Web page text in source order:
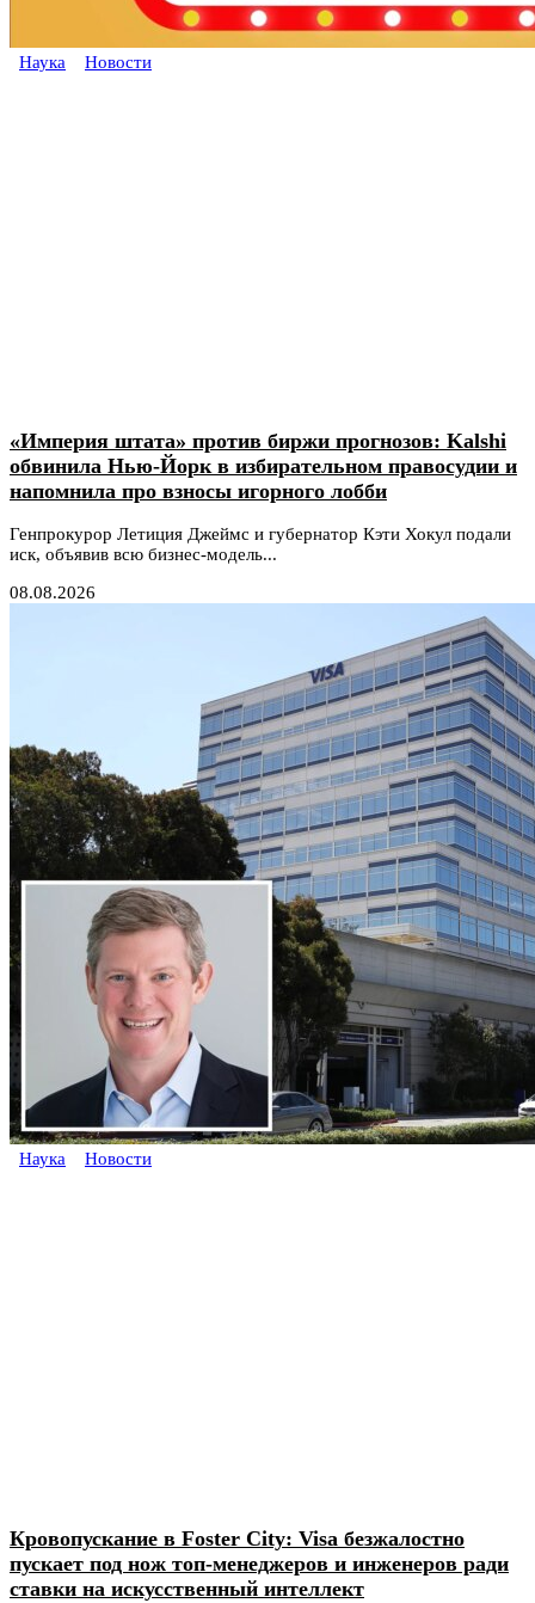
Наука Новости
«Империя штата» против биржи прогнозов: Kalshi
обвинила Нью-Йорк в избирательном правосудии и
напомнила про взносы игорного лобби
Генпрокурор Летиция Джеймс и губернатор Кэти Хокул подали
иск, объявив всю бизнес-модель...
08.08.2026
Наука Новости
Кровопускание в Foster City: Visa безжалостно
пускает под нож топ-менеджеров и инженеров ради
ставки на искусственный интеллект